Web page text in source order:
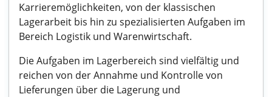
Karrieremöglichkeiten, von der klassischen
Lagerarbeit bis hin zu spezialisierten Aufgaben im
Bereich Logistik und Warenwirtschaft.
Die Aufgaben im Lagerbereich sind vielfältig und
reichen von der Annahme und Kontrolle von
Lieferungen über die Lagerung und